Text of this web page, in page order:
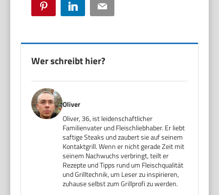
Pinterest LinkedIn Email
Wer schreibt hier?
Oliver
Oliver, 36, ist leidenschaftlicher
Familienvater und Fleischliebhaber. Er liebt
saftige Steaks und zaubert sie auf seinem
Kontaktgrill. Wenn er nicht gerade Zeit mit
seinem Nachwuchs verbringt, teilt er
Rezepte und Tipps rund um Fleischqualität
und Grilltechnik, um Leser zu inspirieren,
zuhause selbst zum Grillprofi zu werden.